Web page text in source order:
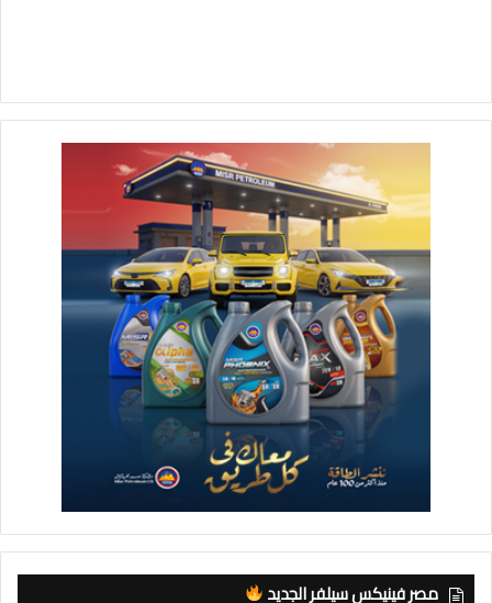
مصر فينيكس سيلفر الجديد